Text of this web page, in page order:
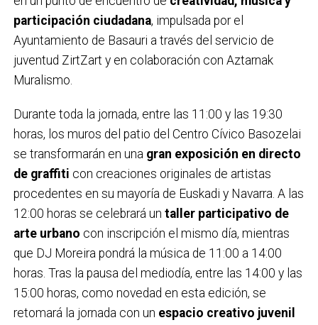
participación ciudadana, impulsada por el
Ayuntamiento de Basauri a través del servicio de
juventud ZirtZart y en colaboración con Aztarnak
Muralismo.
Durante toda la jornada, entre las 11:00 y las 19:30
horas, los muros del patio del Centro Cívico Basozelai
se transformarán en una gran exposición en directo
de graffiti con creaciones originales de artistas
procedentes en su mayoría de Euskadi y Navarra. A las
12:00 horas se celebrará un taller participativo de
arte urbano con inscripción el mismo día, mientras
que DJ Moreira pondrá la música de 11:00 a 14:00
horas. Tras la pausa del mediodía, entre las 14:00 y las
15:00 horas, como novedad en esta edición, se
retomará la jornada con un espacio creativo juvenil